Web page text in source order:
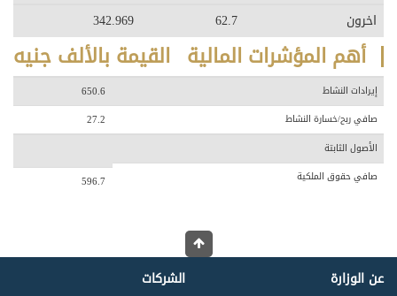
اخرون
62.7
342.969
أهم المؤشرات المالية القيمة بالألف جنيه
إيرادات النشاط
صافي ربح/خسارة النشاط
650.6
27.2
الأصول الثابتة
صافي حقوق الملكية
596.7
عن الوزارة
الشركات